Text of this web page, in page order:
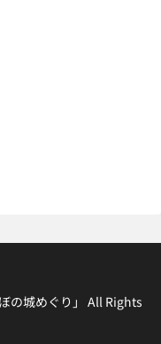
の城めぐり」 All Rights